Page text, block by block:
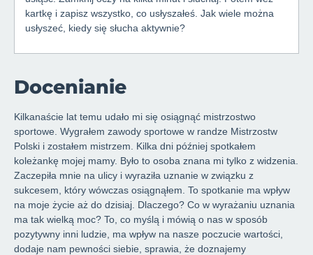
kartkę i zapisz wszystko, co usłyszałeś. Jak wiele można
usłyszeć, kiedy się słucha aktywnie?
Docenianie
Kilkanaście lat temu udało mi się osiągnąć mistrzostwo
sportowe. Wygrałem zawody sportowe w randze Mistrzostw
Polski i zostałem mistrzem. Kilka dni później spotkałem
koleżankę mojej mamy. Było to osoba znana mi tylko z widzenia.
Zaczepiła mnie na ulicy i wyraziła uznanie w związku z
sukcesem, który wówczas osiągnąłem. To spotkanie ma wpływ
na moje życie aż do dzisiaj. Dlaczego? Co w wyrażaniu uznania
ma tak wielką moc? To, co myślą i mówią o nas w sposób
pozytywny inni ludzie, ma wpływ na nasze poczucie wartości,
dodaje nam pewności siebie, sprawia, że doznajemy